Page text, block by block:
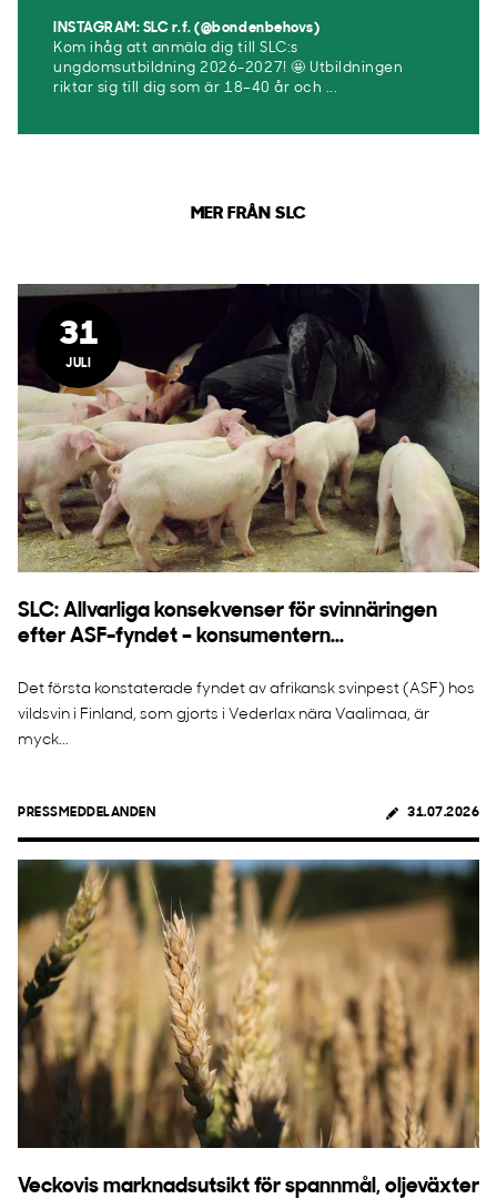
INSTAGRAM: SLC r.f. (@bondenbehovs)
Kom ihåg att anmäla dig till SLC:s
ungdomsutbildning 2026-2027! 🤩 Utbildningen
riktar sig till dig som är 18–40 år och ...
MER FRÅN SLC
31
JULI
SLC: Allvarliga konsekvenser för svinnäringen
efter ASF-fyndet – konsumentern...
Det första konstaterade fyndet av afrikansk svinpest (ASF) hos
vildsvin i Finland, som gjorts i Vederlax nära Vaalimaa, är
myck...
PRESSMEDDELANDEN 31.07.2026
Veckovis marknadsutsikt för spannmål, oljeväxter